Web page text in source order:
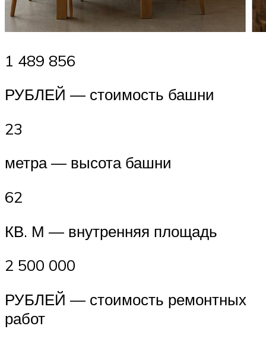
1 489 856
РУБЛЕЙ — стоимость башни
23
метра — высота башни
62
КВ. М — внутренняя площадь
2 500 000
РУБЛЕЙ — стоимость ремонтных
работ